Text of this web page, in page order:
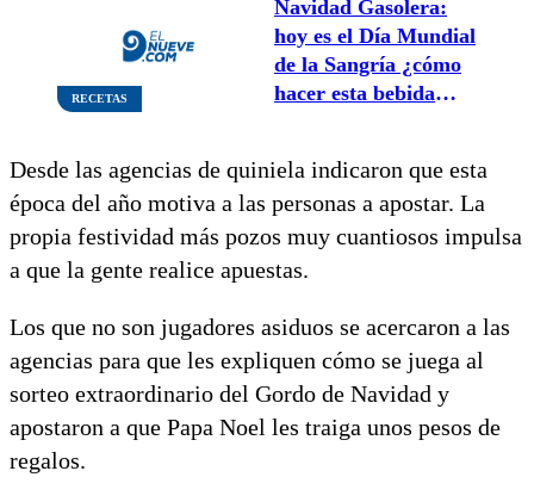
RECETAS
Navidad Gasolera:
hoy es el Día Mundial
de la Sangría ¿cómo
hacer esta bebida
Desde las agencias de quiniela indicaron que esta
época del año motiva a las personas a apostar. La
propia festividad más pozos muy cuantiosos impulsa
a que la gente realice apuestas.
Los que no son jugadores asiduos se acercaron a las
agencias para que les expliquen cómo se juega al
sorteo extraordinario del Gordo de Navidad y
apostaron a que Papa Noel les traiga unos pesos de
regalos.